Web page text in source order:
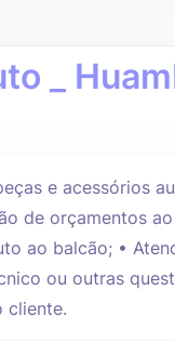
_
e acessórios
de orçamentos
ao balcão; •
ou outras
cliente.